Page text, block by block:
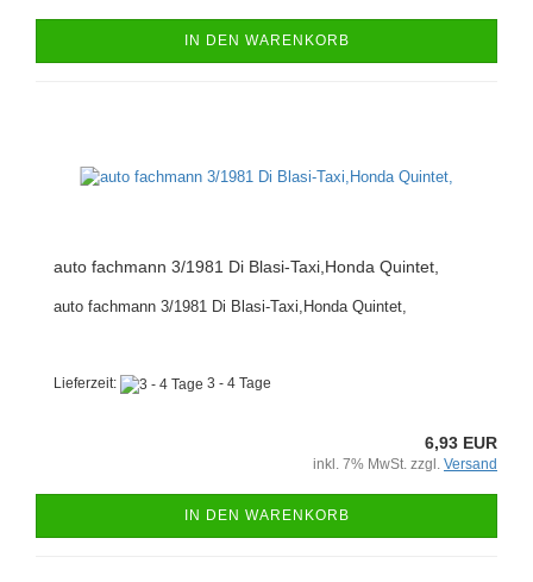
IN DEN WARENKORB
auto fachmann 3/1981 Di Blasi-Taxi,Honda Quintet,
auto fachmann 3/1981 Di Blasi-Taxi,Honda Quintet,
Lieferzeit: 3 - 4 Tage
6,93 EUR
inkl. 7% MwSt. zzgl. Versand
IN DEN WARENKORB